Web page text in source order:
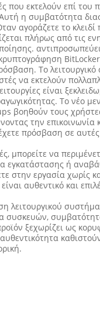
εκτελούν επί
η συμβατότητα
αγοράζετε το
πλήρως από τις
Το λειτουργικό
να εκτελούν
είναι
Το νέο
βοηθούν τους
την επικοινωνία
πρόσβαση σε
μπορείτε να
εγκατάστασης ή
στην εργασία χωρίς
αυθεντικό και
ξεχωρίζει ως